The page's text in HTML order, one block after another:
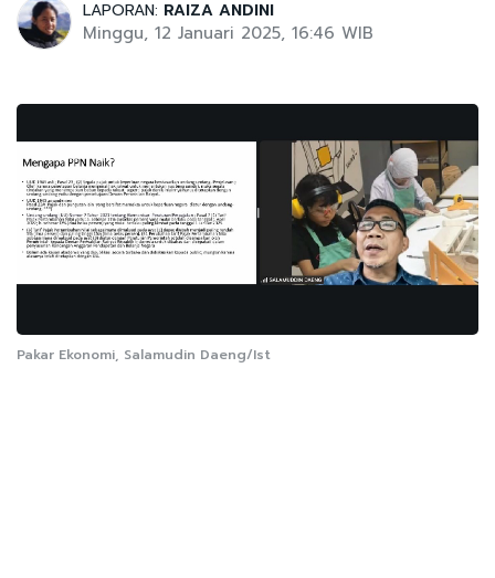
LAPORAN: RAIZA ANDINI
Minggu, 12 Januari 2025, 16:46 WIB
Pakar Ekonomi, Salamudin Daeng/Ist